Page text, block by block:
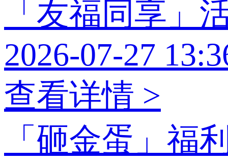
「友福同享」
2026-07-27
查看详情 >
「砸金蛋」福